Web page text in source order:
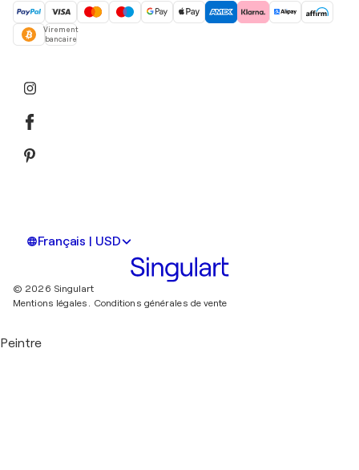
Virement
bancaire
Français | USD
© 2026 Singulart
Mentions légales. Conditions générales de vente
Peintre